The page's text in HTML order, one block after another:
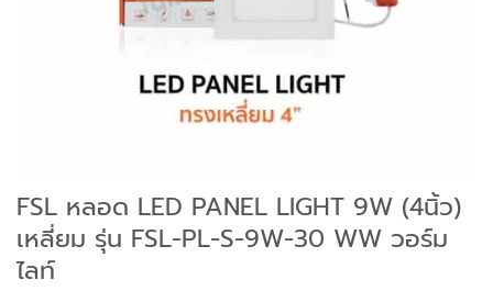
FSL หลอด LED PANEL LIGHT 9W (4นิ้ว)
เหลี่ยม รุ่น FSL-PL-S-9W-30 WW วอร์ม
ไลท์